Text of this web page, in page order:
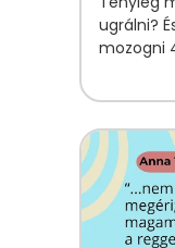
ugrálni?
mozogni